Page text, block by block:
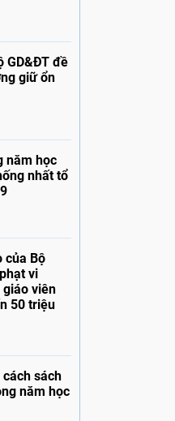
GD&ĐT đề
giữ ổn
năm học
nhất tổ
của Bộ
vi
viên
50 triệu
sách
năm học